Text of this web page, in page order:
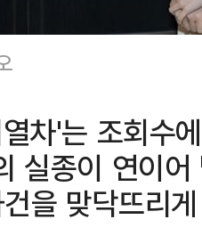
차'는 조회수
실종이 연이
을 맞닥뜨리